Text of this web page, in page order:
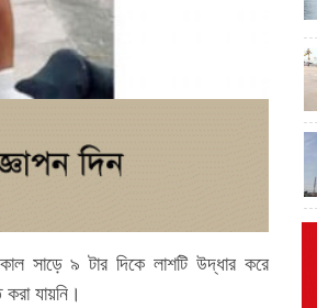
সাড়ে ৯ টার দিকে লাশটি উদ্ধার করে
যায়নি।